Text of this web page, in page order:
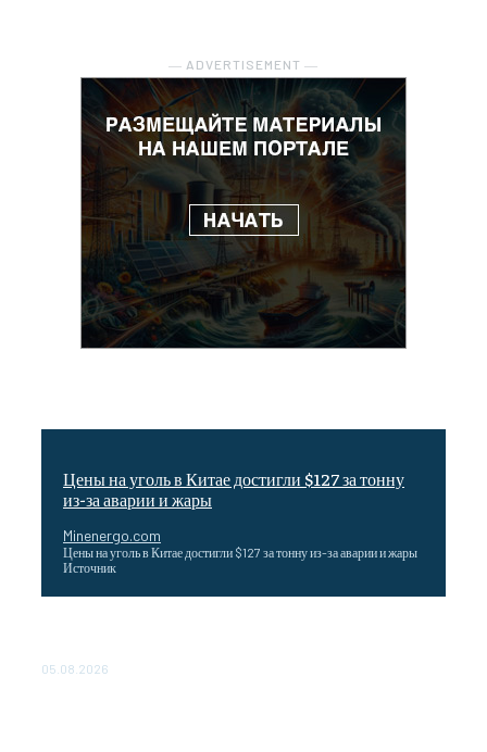
― ADVERTISEMENT ―
Цены на уголь в Китае достигли $127 за тонну
из-за аварии и жары
Minenergo.com
Цены на уголь в Китае достигли $127 за тонну из-за аварии и жары
Источник
05.08.2026